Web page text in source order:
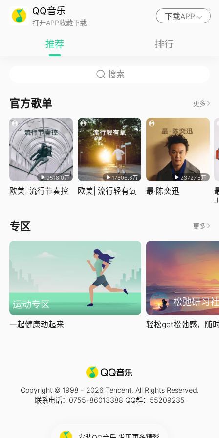
QQ音乐
打开APP收藏下载
下载APP
推荐 排行
官方歌单 更多
9518.0万
欧美| 流行节奏控
17806.6万
欧美| 流行轻有氧
23727.5万
最·陈奕迅
专区 更多
运动专区
一起健康动起来
松弛研习社
轻松get松弛感，随
Copyright © 1998 - 2026 Tencent. All Rights Reserved.
联系电话：0755-86013388 QQ群：55209235